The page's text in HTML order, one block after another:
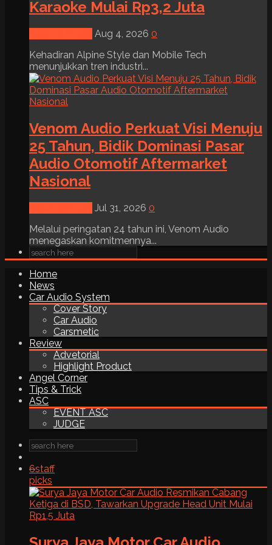
Karaoke Mulai Rp3,2 Juta
Aug 4, 2026 0
Kehadiran Alpine Style dan Mobile Tech
menunjukkan tren industri...
Venom Audio Perkuat Visi Menuju
25 Tahun, Bidik Dominasi Pasar
Audio Otomotif Aftermarket
Nasional
Jul 31, 2026 0
Melalui peringatan 24 tahun ini, Venom Audio
menegaskan komitmennya...
Home
News
Car Audio System
Cover Story
Car Audio
Carsmetic
Review
Advetorial
Highlight Product
Angel Corner
Tips & Trick
ASC
EVENT ASC
JUDGE
6staff
picks